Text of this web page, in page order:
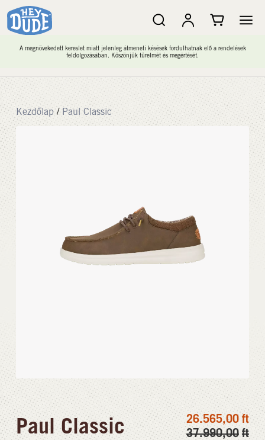
A megnövekedett kereslet miatt jelenleg átmeneti késések fordulhatnak elő a rendelések
feldolgozásában. Köszönjük türelmét és megértését.
Kezdőlap / Paul Classic
Paul Classic 26.565,00 ft
37.990,00 ft